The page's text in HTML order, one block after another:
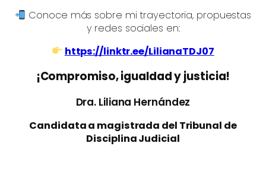
Conoce más sobre mi trayectoria, propuestas
y redes sociales en:
https://linktr.ee/LilianaTDJ07
¡Compromiso, igualdad y justicia!
Dra. Liliana Hernández
Candidata a magistrada del Tribunal de
Disciplina Judicial